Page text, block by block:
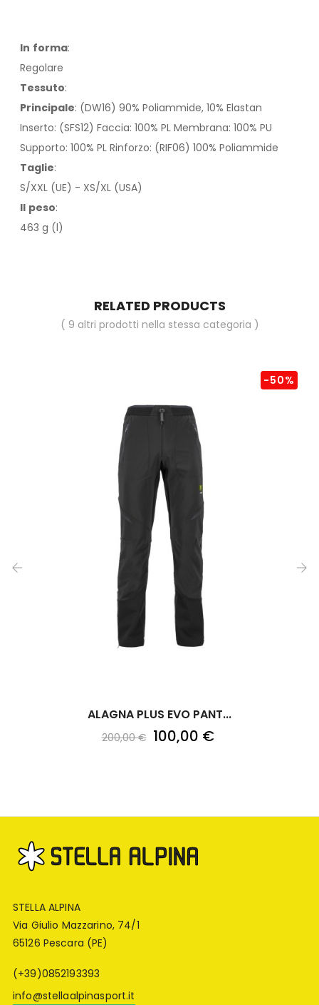
In forma:
Regolare
Tessuto:
Principale: (DW16) 90% Poliammide, 10% Elastan
Inserto: (SFS12) Faccia: 100% PL Membrana: 100% PU
Supporto: 100% PL Rinforzo: (RIF06) 100% Poliammide
Taglie:
S/XXL (UE) - XS/XL (USA)
Il peso:
463 g (l)
RELATED PRODUCTS
( 9 altri prodotti nella stessa categoria )
ALAGNA PLUS EVO PANT...
200,00 €
-50%
100,00 €
STELLA ALPINA
Via Giulio Mazzarino, 74/1
65126 Pescara (PE)
(+39)0852193393
info@stellaalpinasport.it